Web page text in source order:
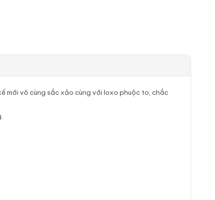
mới vô cùng sắc xảo cùng với loxo phuộc to, chắc